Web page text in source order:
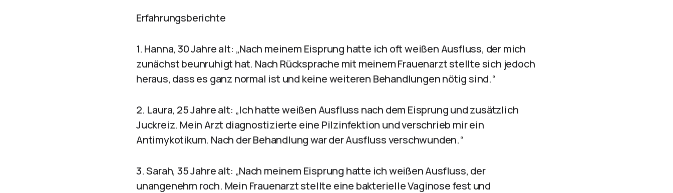
Erfahrungsberichte
1. Hanna, 30 Jahre alt: „Nach meinem Eisprung hatte ich oft weißen Ausfluss, der mich
zunächst beunruhigt hat. Nach Rücksprache mit meinem Frauenarzt stellte sich jedoch
heraus, dass es ganz normal ist und keine weiteren Behandlungen nötig sind.“
2. Laura, 25 Jahre alt: „Ich hatte weißen Ausfluss nach dem Eisprung und zusätzlich
Juckreiz. Mein Arzt diagnostizierte eine Pilzinfektion und verschrieb mir ein
Antimykotikum. Nach der Behandlung war der Ausfluss verschwunden.“
3. Sarah, 35 Jahre alt: „Nach meinem Eisprung hatte ich weißen Ausfluss, der
unangenehm roch. Mein Frauenarzt stellte eine bakterielle Vaginose fest und